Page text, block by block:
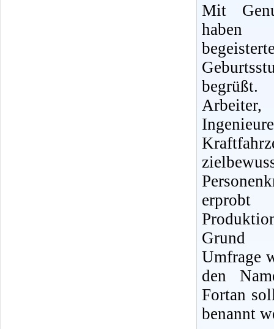
Mit
haben
begrüßt.
erprobt
Grund
Umfrage
den
Fortan
benannt